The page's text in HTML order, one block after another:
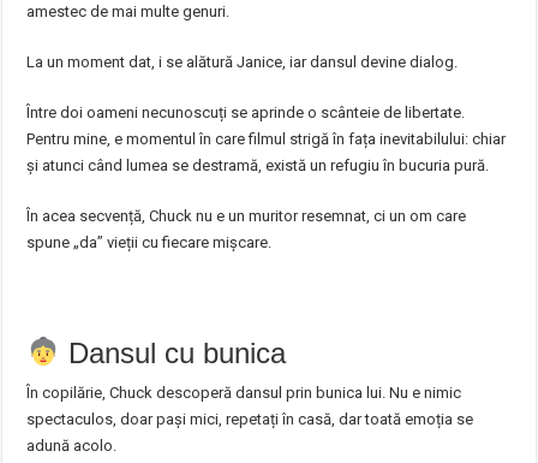
amestec de mai multe genuri.
La un moment dat, i se alătură Janice, iar dansul devine dialog.
Între doi oameni necunoscuți se aprinde o scânteie de libertate.
Pentru mine, e momentul în care filmul strigă în fața inevitabilului: chiar
și atunci când lumea se destramă, există un refugiu în bucuria pură.
În acea secvență, Chuck nu e un muritor resemnat, ci un om care
spune „da” vieții cu fiecare mișcare.
Dansul cu bunica
În copilărie, Chuck descoperă dansul prin bunica lui. Nu e nimic
spectaculos, doar pași mici, repetați în casă, dar toată emoția se
adună acolo.